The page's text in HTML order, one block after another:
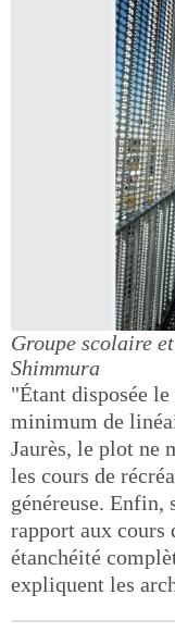
Groupe scolaire
Shimmura
"Étant disposée
minimum de
Jaurès, le plot ne
les cours de
généreuse. Enfin,
rapport aux cours
étanchéité
expliquent les